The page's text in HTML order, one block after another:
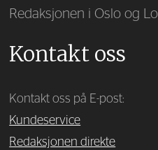
Redaksjonen i Oslo og
Kontakt oss
Kontakt oss på E-post:
Kundeservice
Redaksjonen direkte